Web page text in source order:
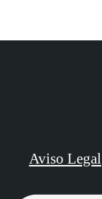
Aviso Legal